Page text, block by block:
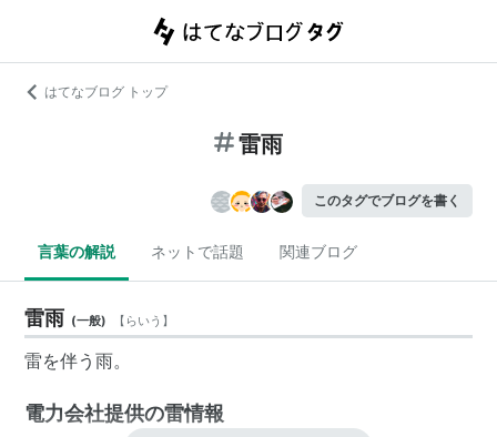
はてなブログ トップ
雷雨
このタグでブログを書く
言葉の解説 ネットで話題 関連ブログ
雷雨 (一般) 【 らいう 】
雷を伴う雨。
電力会社提供の雷情報